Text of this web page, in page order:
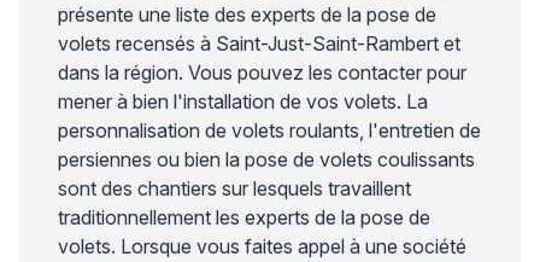
présente une liste des experts de la pose de
volets recensés à Saint-Just-Saint-Rambert et
dans la région. Vous pouvez les contacter pour
mener à bien l'installation de vos volets. La
personnalisation de volets roulants, l'entretien de
persiennes ou bien la pose de volets coulissants
sont des chantiers sur lesquels travaillent
traditionnellement les experts de la pose de
volets. Lorsque vous faites appel à une société